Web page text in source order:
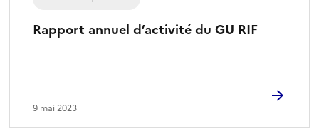
Rapport annuel d’activité du GU RIF
9 mai 2023